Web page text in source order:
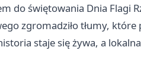
do świętowania Dnia Flagi
zgromadziło tłumy, które
staje się żywa, a